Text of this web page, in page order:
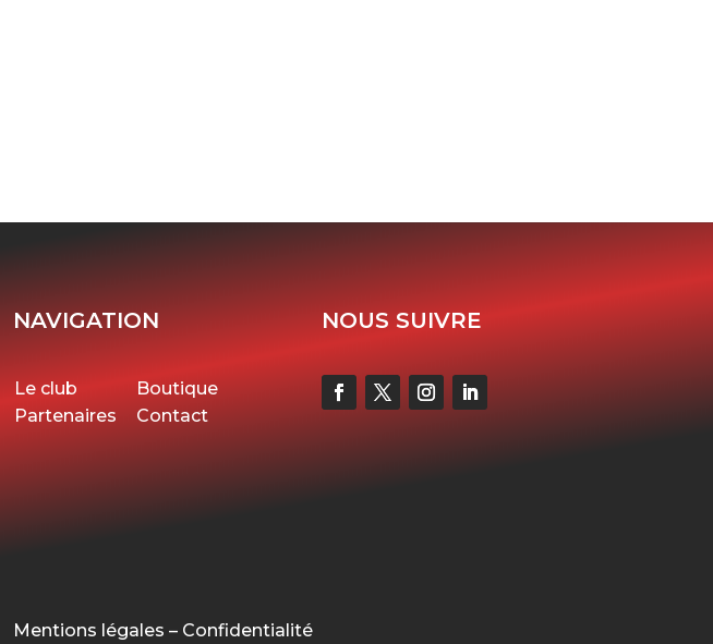
NAVIGATION
Le club
Boutique
Partenaires
Contact
NOUS SUIVRE
Mentions légales – Confidentialité